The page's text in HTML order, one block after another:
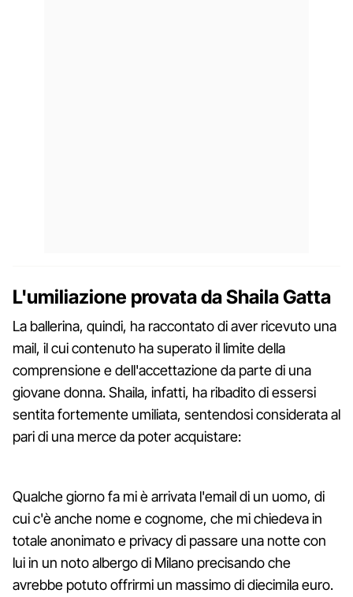
L'umiliazione provata da Shaila Gatta
La ballerina, quindi, ha raccontato di aver ricevuto una
mail, il cui contenuto ha superato il limite della
comprensione e dell'accettazione da parte di una
giovane donna. Shaila, infatti, ha ribadito di essersi
sentita fortemente umiliata, sentendosi considerata al
pari di una merce da poter acquistare:
Qualche giorno fa mi è arrivata l'email di un uomo, di
cui c'è anche nome e cognome, che mi chiedeva in
totale anonimato e privacy di passare una notte con
lui in un noto albergo di Milano precisando che
avrebbe potuto offrirmi un massimo di diecimila euro.